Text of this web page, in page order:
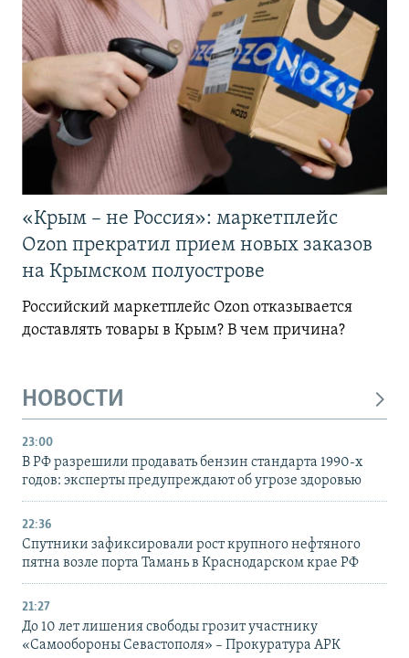
«Крым – не Россия»: маркетплейс
Ozon прекратил прием новых заказов
на Крымском полуострове
Российский маркетплейс Ozon отказывается
доставлять товары в Крым? В чем причина?
НОВОСТИ
23:00
В РФ разрешили продавать бензин стандарта 1990-х
годов: эксперты предупреждают об угрозе здоровью
22:36
Спутники зафиксировали рост крупного нефтяного
пятна возле порта Тамань в Краснодарском крае РФ
21:27
До 10 лет лишения свободы грозит участнику
«Самообороны Севастополя» – Прокуратура АРК